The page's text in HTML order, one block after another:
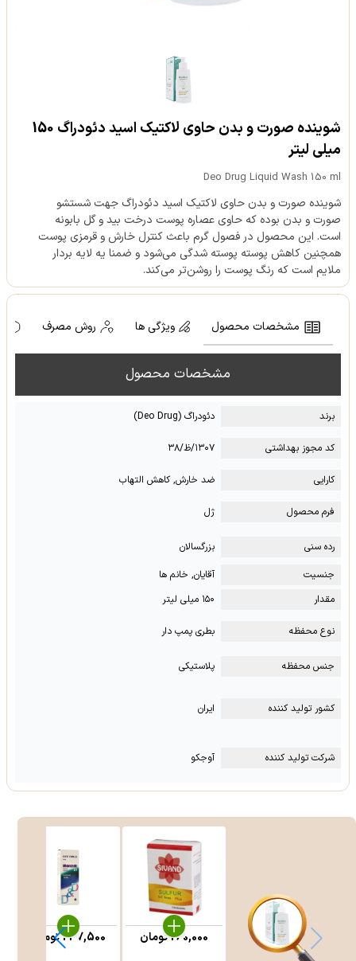
شوینده صورت و بدن حاوی لاکتیک اسید دئودراگ 150
میلی لیتر
Deo Drug Liquid Wash 150 ml
شوینده صورت و بدن حاوی لاکتیک اسید دئودراگ جهت شستشو
صورت و بدن بوده که حاوی عصاره پوست درخت بید و گل بابونه
است. این محصول در فصول گرم باعث کنترل خارش و قرمزی پوست
همچنین کاهش پوسته پوسته شدگی می‌شود و ضمنا یه لایه بردار
ملایم است که رنگ پوست را روشن‌تر می‌کند.
مشخصات محصول ویژگی ها روش مصرف
مشخصات محصول
برند دئودراگ (Deo Drug)
کد مجوز بهداشتی ۱۳۰۷/ظ/۳۸
کارایی ضد خارش, کاهش التهاب
فرم محصول ژل
رده سنی
بزرگسالان
جنسیت
آقایان, خانم ها
مقدار
۱۵۰ میلی لیتر
نوع محفظه بطری پمپ دار
جنس محفظه پلاستیکی
کشور تولید کننده ایران
شرکت تولید کننده آوجکو
260,000تومان 247,500تومان